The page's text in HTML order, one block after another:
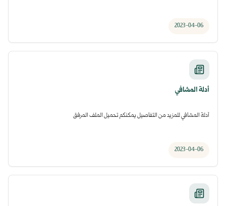
2023-04-06
أدلة المشافي
أدلة المشافي للمزيد من التفاصيل يمكنكم تحميل الملف المرفق
2023-04-06